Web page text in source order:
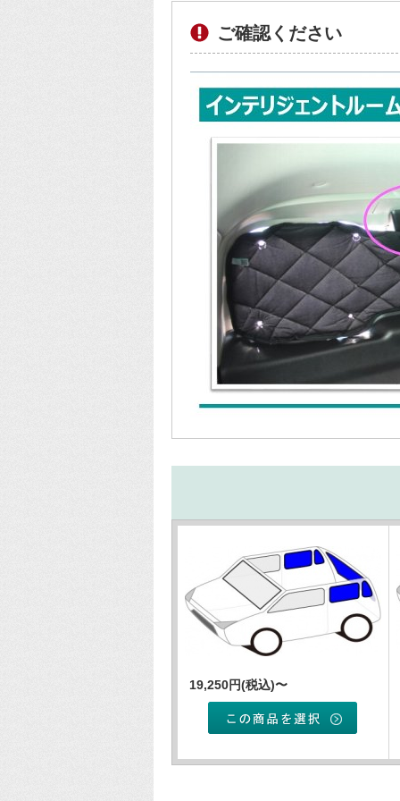
ご確認ください
19,250円(税込)〜